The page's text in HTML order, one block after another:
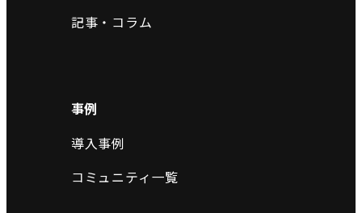
記事・コラム
事例
導入事例
コミュニティ一覧